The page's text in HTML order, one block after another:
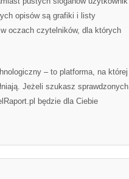
opisów są grafiki i listy
oczach czytelników, dla których
– to platforma, na której
Jeżeli szukasz sprawdzonych
będzie dla Ciebie